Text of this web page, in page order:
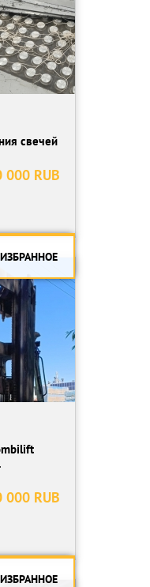
свечей
000 RUB
000 RUB